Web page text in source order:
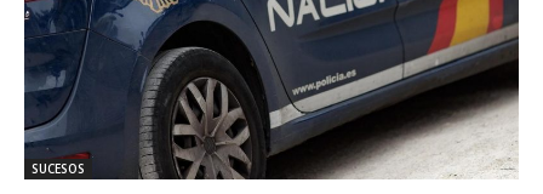
SUCESOS